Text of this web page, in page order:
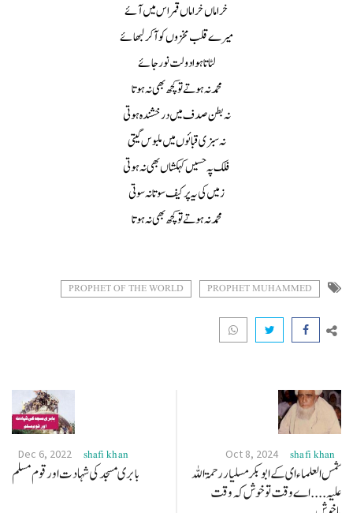
خراماں خراماں قمر اس میں آئے
میرے قلب مخزوں کو آکر لبھا ئے
لٹا تا ہو ا دولت نور جائے
محمد نہ ہو تے تو کچھ بھی نہ ہوتا
نہ بطن صدف میں در خشندہ ہوتی
نہ سبزی قبا ئو ں میں ملبو س گیتی
فلک پہ حسیں کہکشاں بھی نہ ہو تی
زمیں کی یہ پر کیف سو تا نہ سوتی
محمد نہ ہو تے تو کچھ بھی نہ ہو تا
PROPHET MUHAMMED
PROPHET OF THE WORLD
shafi khan
Oct 8, 2024
شمس العلماء ای کے ابو بکر مسلیار رحمۃ اللہ
علیہ .... اے وقت تو خوش کہ وقت
shafi khan
Dec 6, 2022
بابری مسجد کی شہادت اور قوم مسلم